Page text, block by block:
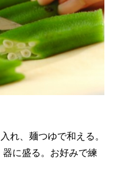
れ、麺つゆで和える。
に盛る。お好みで練